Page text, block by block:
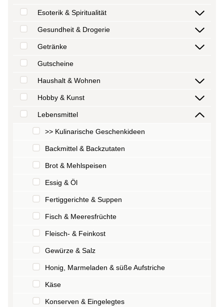
Esoterik & Spiritualität
Gesundheit & Drogerie
Getränke
Gutscheine
Haushalt & Wohnen
Hobby & Kunst
Lebensmittel
>> Kulinarische Geschenkideen
Backmittel & Backzutaten
Brot & Mehlspeisen
Essig & Öl
Fertiggerichte & Suppen
Fisch & Meeresfrüchte
Fleisch- & Feinkost
Gewürze & Salz
Honig, Marmeladen & süße Aufstriche
Käse
Konserven & Eingelegtes